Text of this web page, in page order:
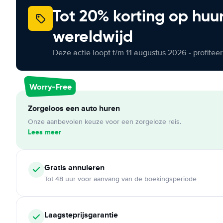
Tot 20% korting op
wereldwijd
Deze actie loopt t/m 11 augustus 2026 -
Worry-Free
Zorgeloos een auto huren
Onze aanbevolen keuze voor een zorgeloze reis.
Lees meer
Gratis annuleren
Tot 48 uur voor aanvang van de boekingsperiode
Laagsteprijsgarantie